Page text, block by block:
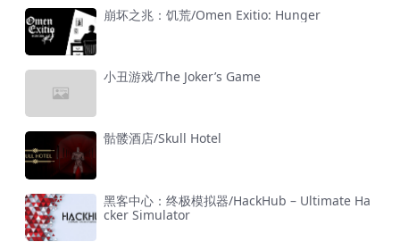
崩坏之兆：饥荒/Omen Exitio: Hunger
小丑游戏/The Joker’s Game
骷髅酒店/Skull Hotel
黑客中心：终极模拟器/HackHub – Ultimate Ha
cker Simulator